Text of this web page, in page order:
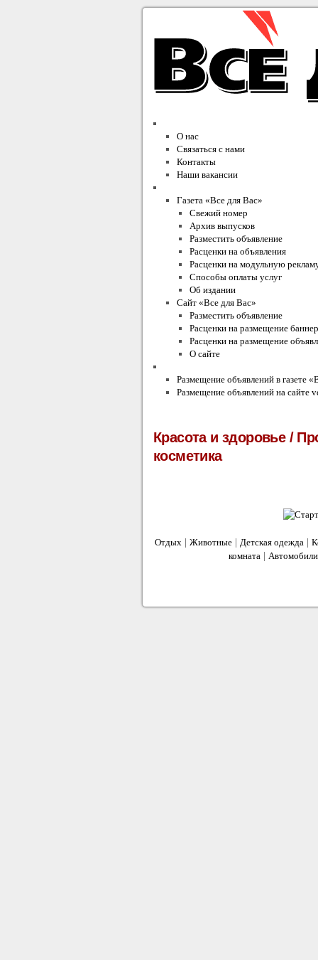
О нас
Связаться с нами
Контакты
Наши вакансии
Газета «Все для Вас»
Свежий номер
Архив выпусков
Разместить объявление
Расценки на объявления
Расценки на модульную
Способы оплаты услуг
Об издании
Сайт «Все для Вас»
Разместить объявление
Расценки на размещение
Расценки на размещение
О сайте
Размещение объявлений в газете
Размещение объявлений на сайте
Красота и здоровье/
косметика
Отдых | Животные | Детская одежда |
комната | Автомобили